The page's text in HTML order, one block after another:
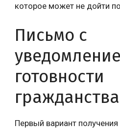
которое может не дойти
Письмо с
готовности
Первый вариант